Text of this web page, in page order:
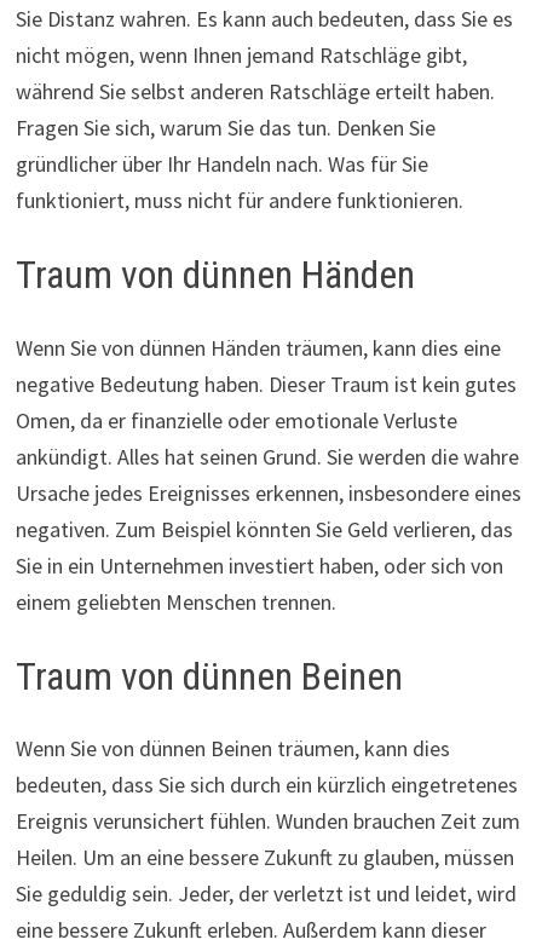
Sie Distanz wahren. Es kann auch bedeuten, dass Sie es
nicht mögen, wenn Ihnen jemand Ratschläge gibt,
während Sie selbst anderen Ratschläge erteilt haben.
Fragen Sie sich, warum Sie das tun. Denken Sie
gründlicher über Ihr Handeln nach. Was für Sie
funktioniert, muss nicht für andere funktionieren.
Traum von dünnen Händen
Wenn Sie von dünnen Händen träumen, kann dies eine
negative Bedeutung haben. Dieser Traum ist kein gutes
Omen, da er finanzielle oder emotionale Verluste
ankündigt. Alles hat seinen Grund. Sie werden die wahre
Ursache jedes Ereignisses erkennen, insbesondere eines
negativen. Zum Beispiel könnten Sie Geld verlieren, das
Sie in ein Unternehmen investiert haben, oder sich von
einem geliebten Menschen trennen.
Traum von dünnen Beinen
Wenn Sie von dünnen Beinen träumen, kann dies
bedeuten, dass Sie sich durch ein kürzlich eingetretenes
Ereignis verunsichert fühlen. Wunden brauchen Zeit zum
Heilen. Um an eine bessere Zukunft zu glauben, müssen
Sie geduldig sein. Jeder, der verletzt ist und leidet, wird
eine bessere Zukunft erleben. Außerdem kann dieser